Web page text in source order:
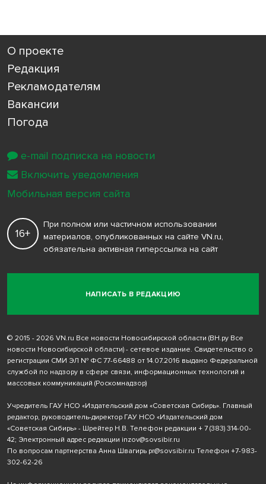
О проекте
Редакция
Рекламодателям
Вакансии
Погода
НАПИСАТЬ В РЕДАКЦИЮ
16+
При полном или частичном использовании
материалов, опубликованных на сайте VN.ru,
обязательна активная гиперссылка на сайт
© 2015 - 2026 VN.ru Все новости Новосибирской области (ВН.ру Все
новости Новосибирской области) - сетевое издание. Свидетельство о
регистрации СМИ ЭЛ № ФС 77-66488 от 14.07.2016 выдано Федеральной
службой по надзору в сфере связи, информационных технологий и
массовых коммуникаций (Роскомнадзор)
Учредитель ГАУ НСО «Издательский дом «Советская Сибирь». Главный
редактор, руководитель-директор ГАУ НСО «Издательский дом
«Советская Сибирь» - Шрейтер Н.В. Телефон редакции + 7 (383) 314-00-
42; Электронный адрес редакции inzov@sovsibir.ru
По вопросам партнерства Анна Швагирь pr@sovsibir.ru Телефон +7-983-
302-62-26
e-mail подписка на новости
Включить уведомления
Мобильная версия сайта